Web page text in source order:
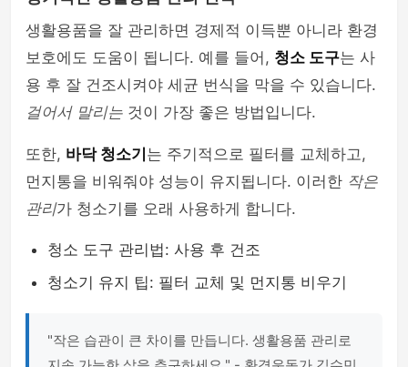
생활용품을 잘 관리하면 경제적 이득뿐 아니라 환경
보호에도 도움이 됩니다. 예를 들어, 청소 도구는 사
용 후 잘 건조시켜야 세균 번식을 막을 수 있습니다.
걸어서 말리는 것이 가장 좋은 방법입니다.
또한, 바닥 청소기 는 주기적으로 필터를 교체하고,
먼지통을 비워줘야 성능이 유지됩니다. 이러한 작은
관리가 청소기를 오래 사용하게 합니다.
청소 도구 관리법: 사용 후 건조
청소기 유지 팁: 필터 교체 및 먼지통 비우기
"작은 습관이 큰 차이를 만듭니다. 생활용품 관리로